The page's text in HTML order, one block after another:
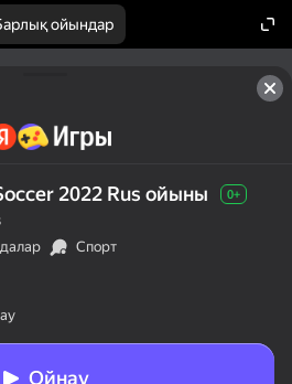
ойындар
2022 Rus ойыны 0+
Спорт
Ойнау